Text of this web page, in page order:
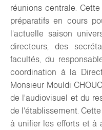
réunions centrale.
préparatifs en cours
l'actuelle saison
directeurs, des
facultés, du
coordination à la
Monsieur Mouldi
de l'audiovisuel et du
de l'établissement.
à unifier les efforts et à